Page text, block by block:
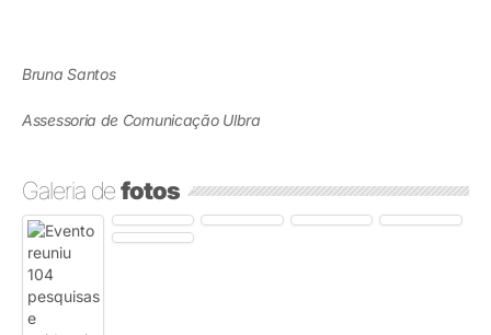
Bruna Santos
Assessoria de Comunicação Ulbra
Galeria defotos